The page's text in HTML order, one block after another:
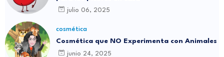
julio 06, 2025
cosmética
Cosmética que NO Experimenta con Animales
junio 24, 2025